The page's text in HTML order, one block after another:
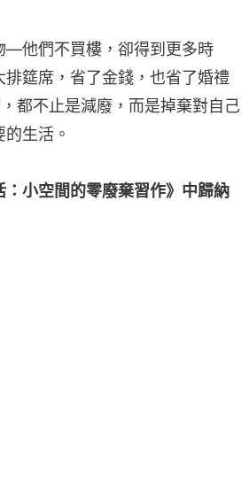
—他們不買樓，卻得到更多時
筵席，省了金錢，也省了婚禮
都不止是減廢，而是掉棄對自己
生活。
小空間的零廢棄習作》中歸納